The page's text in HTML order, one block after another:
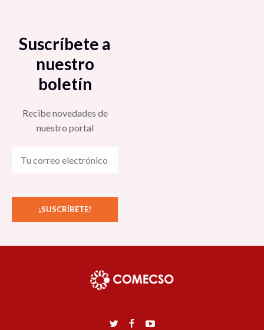
Suscríbete a
nuestro
boletín
Recibe novedades de
nuestro portal